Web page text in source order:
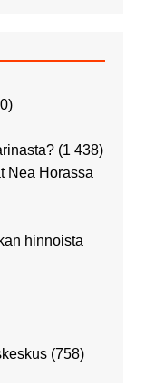
(1 438)
Nea Horassa
hinnoista
(758)